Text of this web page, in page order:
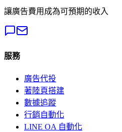
讓廣告費用成為可預期的收入
服務
廣告代投
著陸頁搭建
數據追蹤
行銷自動化
LINE OA 自動化